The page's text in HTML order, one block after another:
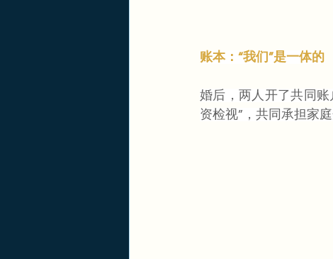
账本：“我们”是一体的
婚后，两人开了共同
资检视”，共同承担家庭